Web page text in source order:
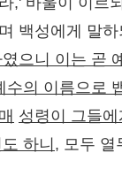
백성에게 말하
으니 이는 곧
수의 이름으로
성령이 그들
하니 , 모두 열